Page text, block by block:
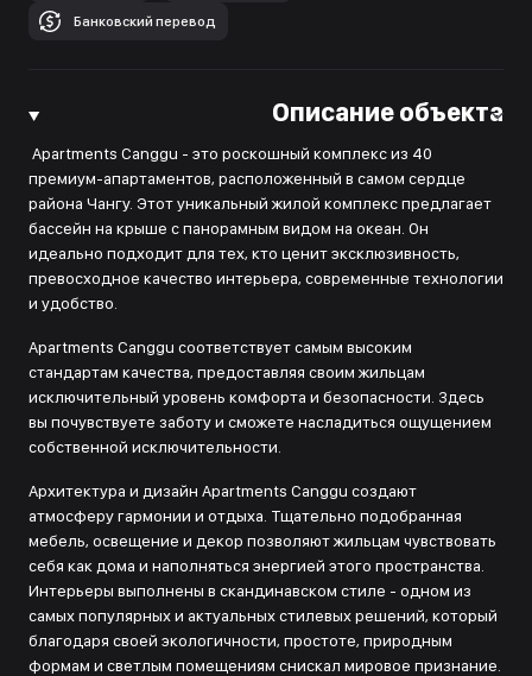
Банковский перевод
Описание объекта
Apartments Canggu - это роскошный комплекс из 40
премиум-апартаментов, расположенный в самом сердце
района Чангу. Этот уникальный жилой комплекс предлагает
бассейн на крыше с панорамным видом на океан. Он
идеально подходит для тех, кто ценит эксклюзивность,
превосходное качество интерьера, современные технологии
и удобство.
Apartments Canggu соответствует самым высоким
стандартам качества, предоставляя своим жильцам
исключительный уровень комфорта и безопасности. Здесь
вы почувствуете заботу и сможете насладиться ощущением
собственной исключительности.
Архитектура и дизайн Apartments Canggu создают
атмосферу гармонии и отдыха. Тщательно подобранная
мебель, освещение и декор позволяют жильцам чувствовать
себя как дома и наполняться энергией этого пространства.
Интерьеры выполнены в скандинавском стиле - одном из
самых популярных и актуальных стилевых решений, который
благодаря своей экологичности, простоте, природным
формам и светлым помещениям снискал мировое признание.